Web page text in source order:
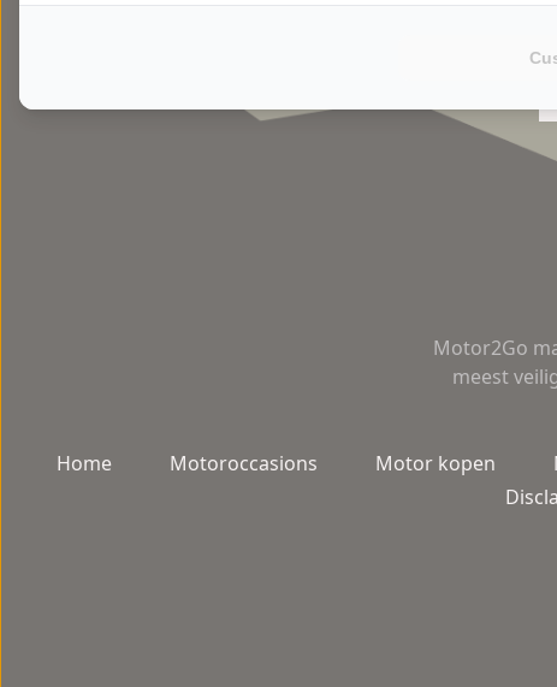
Motor2Go
meest
Home Motoroccasions Motor kopen